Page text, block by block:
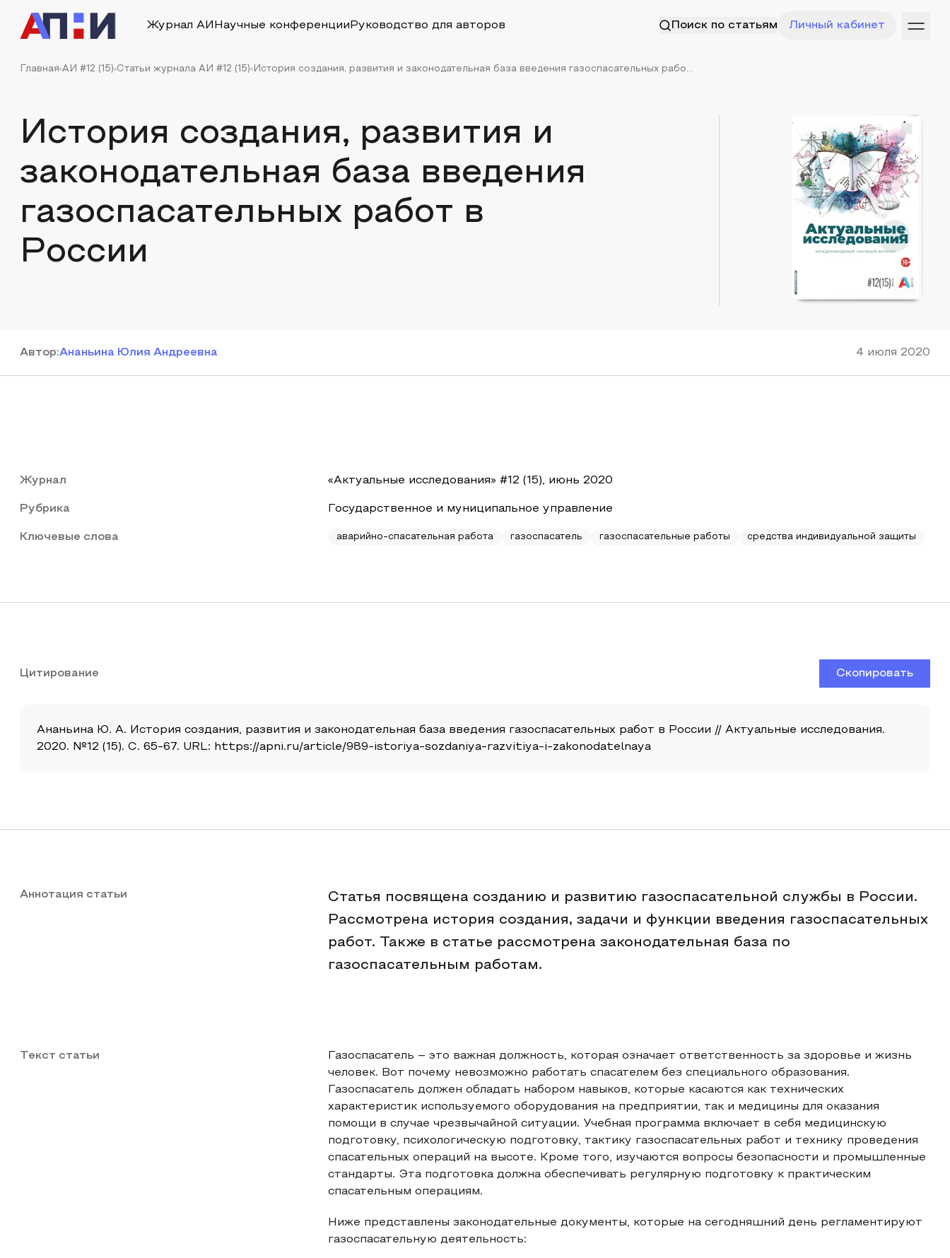
Журнал АИ Научные конференции Руководство для авторов Поиск по статьям Личный кабинет
Главная АИ #12 (15) Статьи журнала АИ #12 (15) История создания, развития и законодательная база введения газоспасательных рабо...
История создания, развития и
законодательная база введения
газоспасательных работ в
России
Автор:Ананьина Юлия Андреевна 4 июля 2020
Журнал «Актуальные исследования» #12 (15), июнь 2020
Рубрика Государственное и муниципальное управление
Ключевые слова аварийно-спасательная работа газоспасатель газоспасательные работы средства индивидуальной защиты
Цитирование Скопировать
Ананьина Ю. А. История создания, развития и законодательная база введения газоспасательных работ в России // Актуальные исследования.
2020. №12 (15). С. 65-67. URL: https://apni.ru/article/989-istoriya-sozdaniya-razvitiya-i-zakonodatelnaya
Аннотация статьи
Cтатья посвящена созданию и развитию газоспасательной службы в России.
Рассмотрена история создания, задачи и функции введения газоспасательных
работ. Также в статье рассмотрена законодательная база по
газоспасательным работам.
Текст статьи
Газоспасатель – это важная должность, которая означает ответственность за здоровье и жизнь
человек. Вот почему невозможно работать спасателем без специального образования.
Газоспасатель должен обладать набором навыков, которые касаются как технических
характеристик используемого оборудования на предприятии, так и медицины для оказания
помощи в случае чрезвычайной ситуации. Учебная программа включает в себя медицинскую
подготовку, психологическую подготовку, тактику газоспасательных работ и технику проведения
спасательных операций на высоте. Кроме того, изучаются вопросы безопасности и промышленные
стандарты. Эта подготовка должна обеспечивать регулярную подготовку к практическим
спасательным операциям.
Ниже представлены законодательные документы, которые на сегодняшний день регламентируют
газоспасательную деятельность: